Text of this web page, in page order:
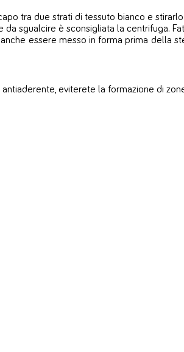
tra due strati di tessuto bianco e
sgualcire è sconsigliata la centrifuga.
essere messo in forma prima della
eviterete la formazione di